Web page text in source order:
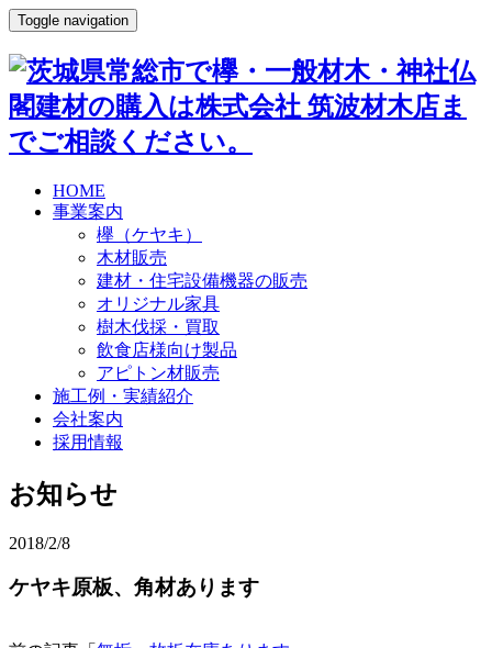
Toggle navigation
HOME
事業案内
欅（ケヤキ）
木材販売
建材・住宅設備機器の販売
オリジナル家具
樹木伐採・買取
飲食店様向け製品
アピトン材販売
施工例・実績紹介
会社案内
採用情報
お知らせ
2018/2/8
ケヤキ原板、角材あります